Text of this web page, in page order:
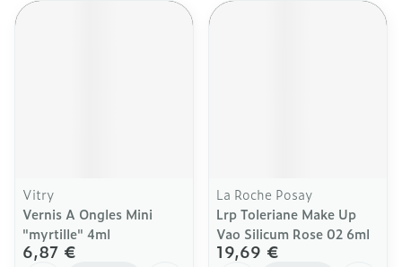
Vitry
Vernis A Ongles Mini
"myrtille" 4ml
6,87 €
La Roche Posay
Lrp Toleriane Make Up
Vao Silicum Rose 02 6ml
19,69 €